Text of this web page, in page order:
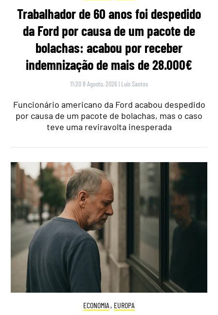
Trabalhador de 60 anos foi despedido
da Ford por causa de um pacote de
bolachas: acabou por receber
indemnização de mais de 28.000€
11:20 8 Agosto, 2026 | Luís Santos
Funcionário americano da Ford acabou despedido
por causa de um pacote de bolachas, mas o caso
teve uma reviravolta inesperada
ECONOMIA , EUROPA